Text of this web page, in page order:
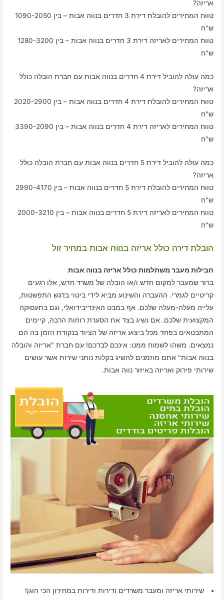
אריזה?
טווח המחירים להובלת דירת 3 חדרים בנווה אבות – בין 1090-2050
ש"ח
טווח המחירים לאריזה דירת 3 חדרים בנווה אבות – בין 1280-3200
ש"ח
כמה עולה להוביל דירת 4 חדרים בנווה אבות עם חברת הובלה כולל
אריזה?
טווח המחירים להובלת דירת 4 חדרים בנווה אבות – בין 2020-2900
ש"ח
טווח המחירים לאריזה דירת 4 חדרים בנווה אבות – בין 3390-2090
ש"ח
כמה עולה להוביל דירת 5 חדרים בנווה אבות עם חברת הובלה כולל
אריזה?
טווח המחירים להובלת דירת 5 חדרים בנווה אבות – בין 2990-4170
ש"ח
טווח המחירים לאריזה דירת 5 חדרים בנווה אבות – בין 2000-3210
ש"ח
הובלת דירה כולל אריזה בנווה אבות במחיר זול
חבילות מעבר משתלמות כולל אריזה בנווה אבות
ברור שמעבר למקום חדש ו/או הובלה של משרד חדש, אלו רגעים
קריטיים לגמרי. ההעברה והשינוע מביא לידי ביטוי בדגש התפשטות,
עלייה מעלה-מעלה שלכם. אף במבט האינדיבידואלי, וגם בתעסוקה
המקצועית שלכם. אם נשיג בצד את הסערת רוחות הרבה, קיימים
המתבטאים בפחד מכל ביצוע אריזה של הציוד בנקודת הזמן בה הם
נמצאים. משהו לשמוח ממנו: אינכם לבדכם! עם חברת "אריזה והובלה
בנווה אבות" אתם מוזמנים להשיג בקלות נותני שירות אשר עושים
שירותי פירוק ואריזה באיזור נווה אבות.
שירותי אריזה ומעבר משרדים ודירות ודירות במחירון הכי הוגן!